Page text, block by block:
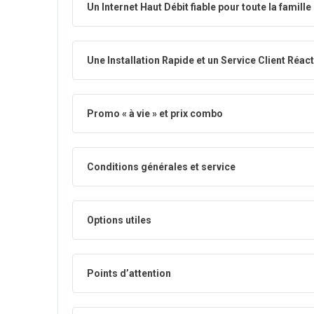
Un Internet Haut Débit fiable pour toute la famille
Une Installation Rapide et un Service Client
Promo « à vie » et prix combo
Conditions générales et service
Options utiles
Points d’attention